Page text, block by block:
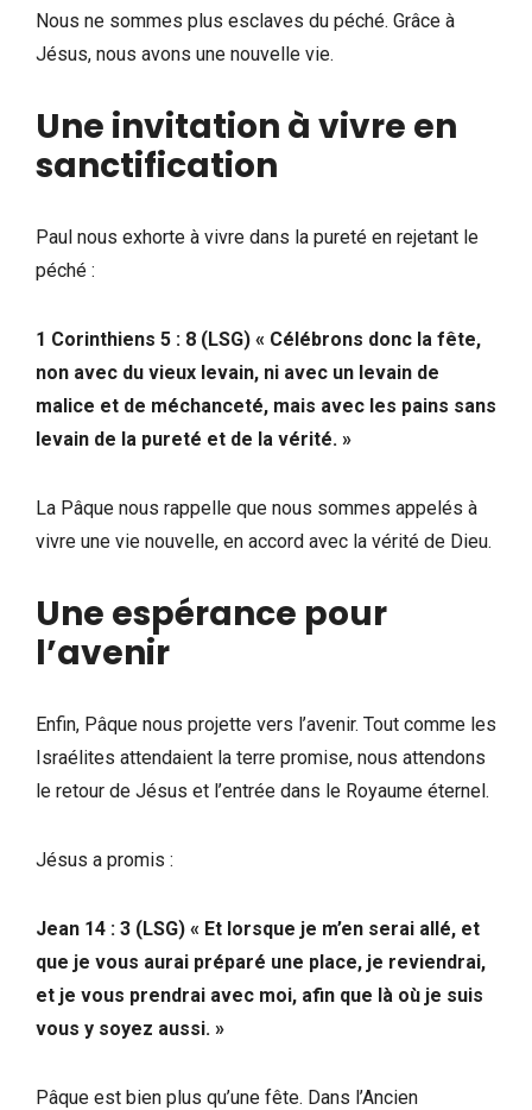
Nous ne sommes plus esclaves du péché. Grâce à
Jésus, nous avons une nouvelle vie.
Une invitation à vivre en
sanctification
Paul nous exhorte à vivre dans la pureté en rejetant le
péché :
1 Corinthiens 5 : 8 (LSG) « Célébrons donc la fête,
non avec du vieux levain, ni avec un levain de
malice et de méchanceté, mais avec les pains sans
levain de la pureté et de la vérité. »
La Pâque nous rappelle que nous sommes appelés à
vivre une vie nouvelle, en accord avec la vérité de Dieu.
Une espérance pour
l’avenir
Enfin, Pâque nous projette vers l’avenir. Tout comme les
Israélites attendaient la terre promise, nous attendons
le retour de Jésus et l’entrée dans le Royaume éternel.
Jésus a promis :
Jean 14 : 3 (LSG) « Et lorsque je m’en serai allé, et
que je vous aurai préparé une place, je reviendrai,
et je vous prendrai avec moi, afin que là où je suis
vous y soyez aussi. »
Pâque est bien plus qu’une fête. Dans l’Ancien